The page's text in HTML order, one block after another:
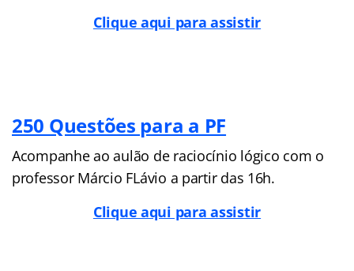
Clique aqui para assistir
250 Questões para a PF
Acompanhe ao aulão de raciocínio lógico com o
professor Márcio FLávio a partir das 16h.
Clique aqui para assistir